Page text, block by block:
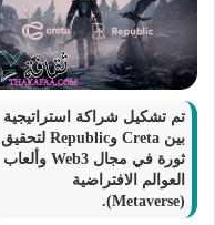
تم تشكيل شراكة استراتيجية
بين Creta وRepublic لتحقيق
ثورة في مجال Web3 وألعاب
العوالم الافتراضية
(Metaverse).